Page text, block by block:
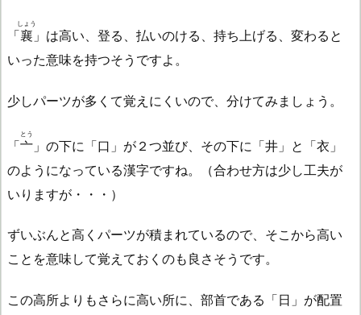
「襄
しょう
」は高い、登る、払いのける、持ち上げる、変わると
いった意味を持つそうですよ。
少しパーツが多くて覚えにくいので、分けてみましょう。
「亠
とう
」の下に「口」が２つ並び、その下に「井」と「衣」
のようになっている漢字ですね。（合わせ方は少し工夫が
いりますが・・・）
ずいぶんと高くパーツが積まれているので、そこから高い
ことを意味して覚えておくのも良さそうです。
この高所よりもさらに高い所に、部首である「日」が配置